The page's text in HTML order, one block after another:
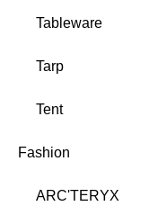
Tableware
Tarp
Tent
Fashion
ARC'TERYX